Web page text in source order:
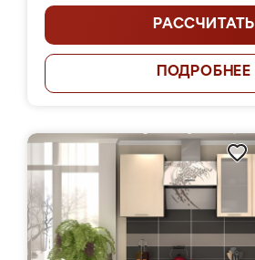
РАССЧИТАТЬ
ПОДРОБНЕЕ